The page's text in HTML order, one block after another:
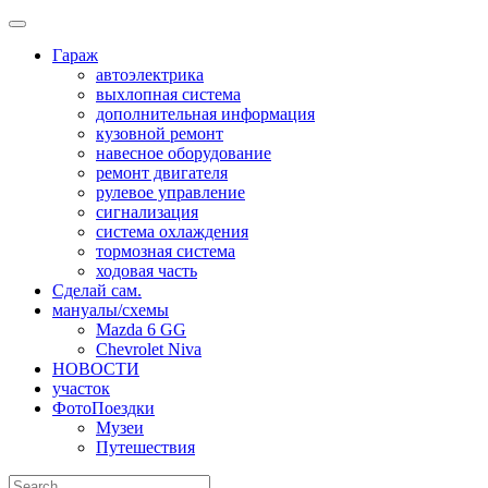
Skip
contentГараж
автоэлектрика
выхлопная система
дополнительная информация
кузовной ремонт
навесное оборудование
ремонт двигателя
рулевое управление
сигнализация
система охлаждения
тормозная система
ходовая часть
Сделай сам.
мануалы/схемы
Mazda 6 GG
Chevrolet Niva
НОВОСТИ
участок
ФотоПоездки
Музеи
Путешествия
Search